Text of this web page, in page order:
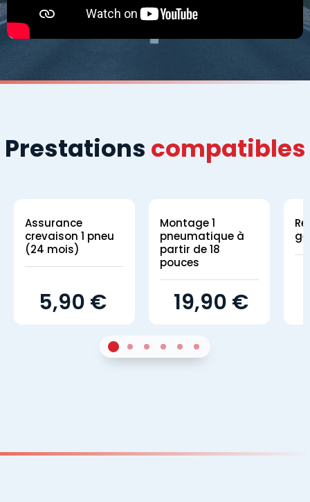
Prestations compatibles
Assurance
crevaison 1 pneu
(24 mois)
5,90 €
Montage 1
pneumatique à
partir de 18
pouces
19,90 €
Sur 42Sur 43Sur 44Sur 45Sur 46Sur 4